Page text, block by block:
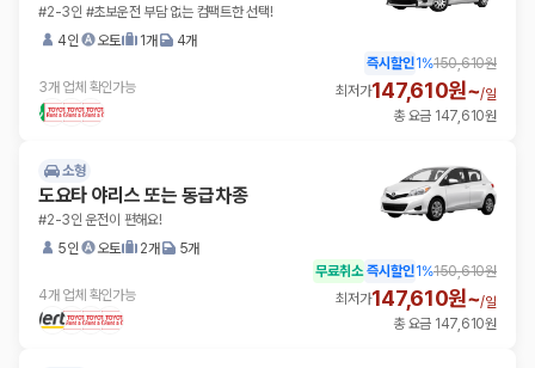
#2-3인 #초보운전 부담 없는 컴팩트한 선택!
4인
오토 1개 4개
3개 업체 확인가능
즉시할인1 %150,610원
최저가147,610원~/일
총 요금 147,610원
소형
도요타 야리스 또는 동급차종
#2-3인 운전이 편해요!
5인
오토 2개 5개
4개 업체 확인가능
무료취소 즉시할인1 %150,610원
최저가147,610원~/일
총 요금 147,610원